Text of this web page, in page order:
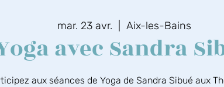
mar. 23 avr.
  |
Aix-les-Bains
avec Sandra
aux séances de Yoga de Sandra Sibué aux